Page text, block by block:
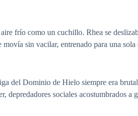
frío como un cuchillo. Rhea se
sin vacilar, entrenado para una
del Dominio de Hielo siempre era
sociales acostumbrados a